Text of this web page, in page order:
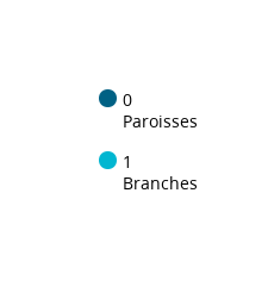
0
Paroisses
1
Branches